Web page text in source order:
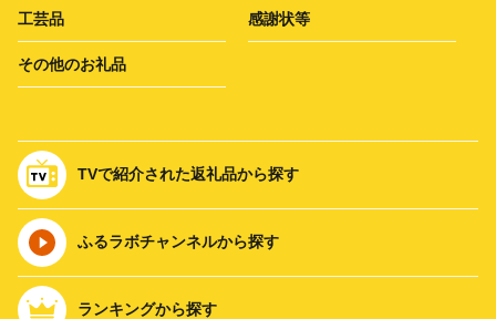
工芸品 感謝状等
その他のお礼品
TVで紹介された返礼品から探す
ふるラボチャンネルから探す
ランキングから探す